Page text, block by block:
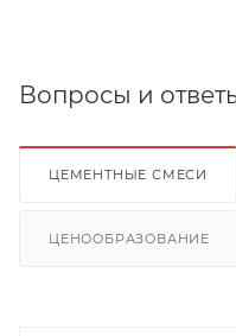
Вопросы и
ЦЕМЕНТНЫЕ СМЕСИ
ЦЕНООБРАЗОВАНИЕ